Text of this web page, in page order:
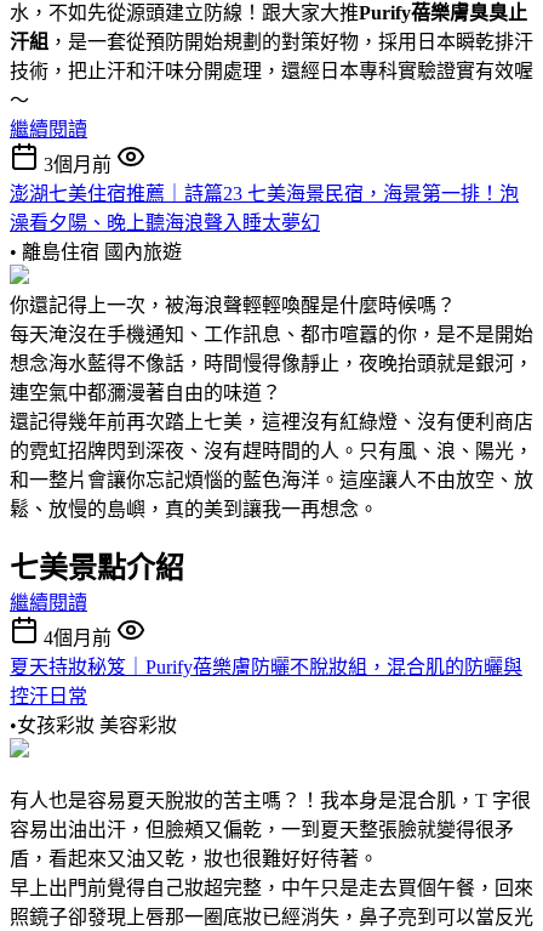
水，不如先從源頭建立防線！跟大家大推Purify蓓樂膚臭臭止
汗組 ，是一套從預防開始規劃的對策好物，採用日本瞬乾排汗
技術，把止汗和汗味分開處理，還經日本專科實驗證實有效喔
～
繼續閱讀
3個月前
澎湖七美住宿推薦｜詩篇23 七美海景民宿，海景第一排！泡
澡看夕陽、晚上聽海浪聲入睡太夢幻
• 離島住宿 國內旅遊
你還記得上一次，被海浪聲輕輕喚醒是什麼時候嗎？
每天淹沒在手機通知、工作訊息、都市喧囂的你，是不是開始
想念海水藍得不像話，時間慢得像靜止，夜晚抬頭就是銀河，
連空氣中都瀰漫著自由的味道？
還記得幾年前再次踏上七美，這裡沒有紅綠燈、沒有便利商店
的霓虹招牌閃到深夜、沒有趕時間的人。只有風、浪、陽光，
和一整片會讓你忘記煩惱的藍色海洋。這座讓人不由放空、放
鬆、放慢的島嶼，真的美到讓我一再想念。
七美景點介紹
繼續閱讀
4個月前
夏天持妝秘笈｜Purify蓓樂膚防曬不脫妝組，混合肌的防曬與
控汗日常
•女孩彩妝 美容彩妝
有人也是容易夏天脫妝的苦主嗎？！我本身是混合肌，T 字很
容易出油出汗，但臉頰又偏乾，一到夏天整張臉就變得很矛
盾，看起來又油又乾，妝也很難好好待著。
早上出門前覺得自己妝超完整，中午只是走去買個午餐，回來
照鏡子卻發現上唇那一圈底妝已經消失，鼻子亮到可以當反光